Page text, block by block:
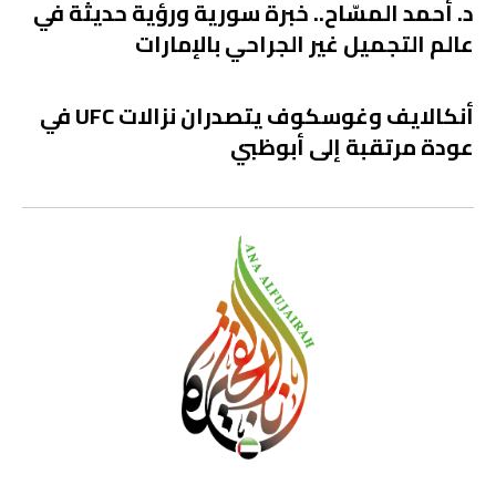
د. أحمد المسّاح.. خبرة سورية ورؤية حديثة في
عالم التجميل غير الجراحي بالإمارات
أنكالايف وغوسكوف يتصدران نزالات UFC في
عودة مرتقبة إلى أبوظبي